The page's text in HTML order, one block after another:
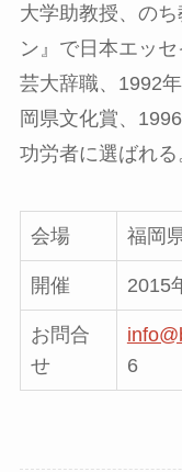
大学助教授、の
ン』で日本エッ
芸大辞職、1992
岡県文化賞、
功労者に選ばれる
会場 福岡
開催 2015
お問合
せ
6